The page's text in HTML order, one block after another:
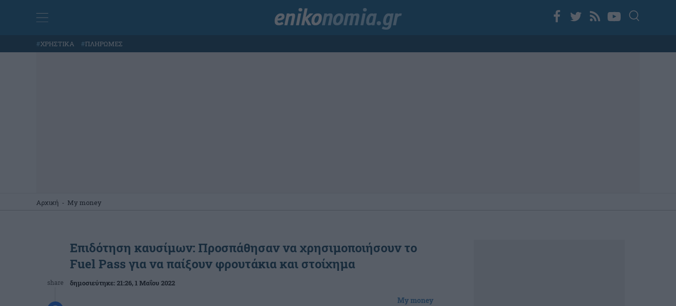
#ΧΡΗΣΤΙΚΑ #ΠΛΗΡΩΜΕΣ
Αρχική - My money
share
Επιδότηση καυσίμων: Προσπάθησαν να χρησιμοποιήσουν το
Fuel Pass για να παίξουν φρουτάκια και στοίχημα
δημοσιεύτηκε:21:26, 1 Μαΐου 2022
My money